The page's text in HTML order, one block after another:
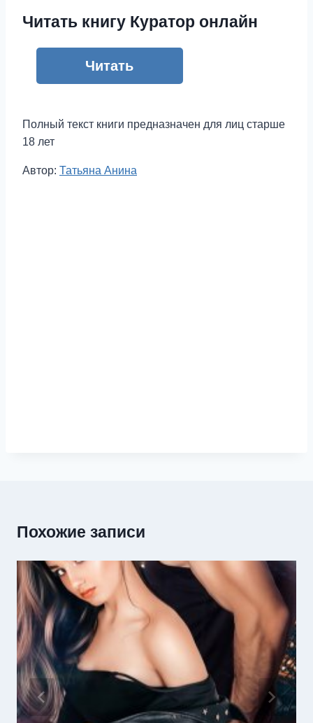
Читать книгу Куратор онлайн
Читать
Полный текст книги предназначен для лиц старше
18 лет
Метки
Автор: Татьяна Анина
Похожие записи